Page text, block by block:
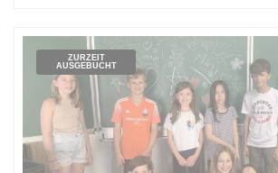
ZURZEIT
AUSGEBUCHT